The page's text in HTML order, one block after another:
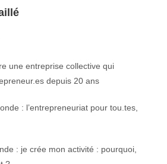
une entreprise collective qui
depuis 20 ans
: l’entrepreneuriat pour tou.tes,
: je crée mon activité : pourquoi,